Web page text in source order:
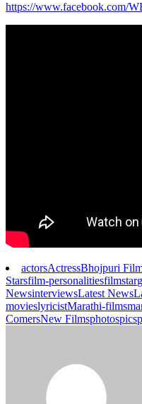
https://www.facebook.com/
actorsActressBhojpuri
Starsfilm-personalitiesfilmstar
NewsinterviewsLatest News
movieslyricistMarathi-films
ComersNew Filmsphotospics